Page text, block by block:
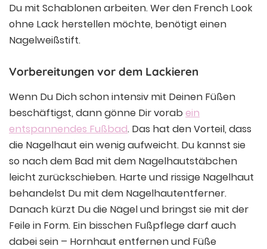
Du mit Schablonen arbeiten. Wer den French Look
ohne Lack herstellen möchte, benötigt einen
Nagelweißstift.
Vorbereitungen vor dem Lackieren
Wenn Du Dich schon intensiv mit Deinen Füßen
beschäftigst, dann gönne Dir vorab ein
entspannendes Fußbad. Das hat den Vorteil, dass
die Nagelhaut ein wenig aufweicht. Du kannst sie
so nach dem Bad mit dem Nagelhautstäbchen
leicht zurückschieben. Harte und rissige Nagelhaut
behandelst Du mit dem Nagelhautentferner.
Danach kürzt Du die Nägel und bringst sie mit der
Feile in Form. Ein bisschen Fußpflege darf auch
dabei sein – Hornhaut entfernen und Füße